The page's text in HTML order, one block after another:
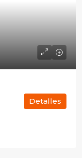
Detalles